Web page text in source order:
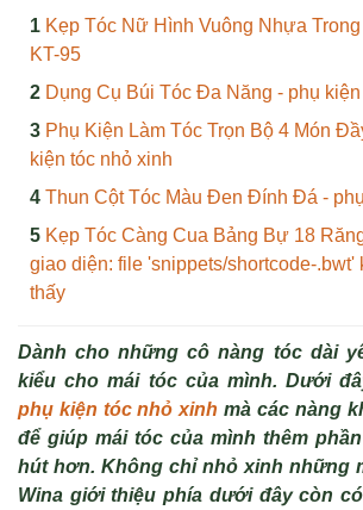
Kẹp Tóc Nữ Hình Vuông Nhựa
KT-95
Dụng Cụ Búi Tóc Đa Năng - phụ
Phụ Kiện Làm Tóc Trọn Bộ 4 Món
kiện tóc nhỏ xinh
Thun Cột Tóc Màu Đen Đính Đá -
Kẹp Tóc Càng Cua Bảng Bự 18
giao diện: file 'snippets/shortcode-
thấy
Dành cho những cô nàng tóc dài
kiểu cho mái tóc của mình. Dưới
phụ kiện tóc nhỏ xinh mà các nàng
để giúp mái tóc của mình thêm
hút hơn. Không chỉ nhỏ xinh những
Wina giới thiệu phía dưới đây còn